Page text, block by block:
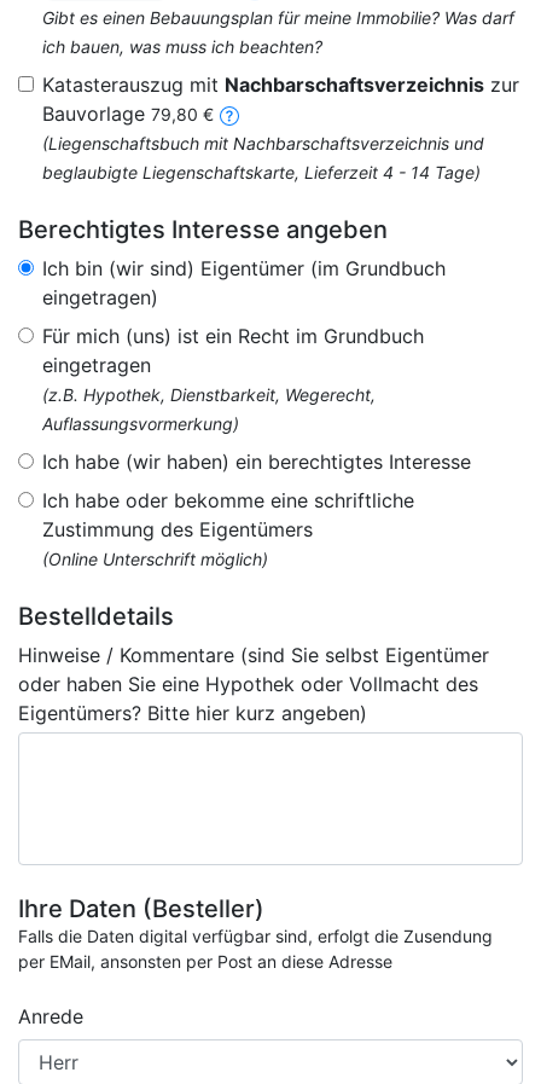
Gibt es einen Bebauungsplan für meine Immobilie? Was darf
ich bauen, was muss ich beachten?
Katasterauszug mit Nachbarschaftsverzeichnis zur
Bauvorlage 79,80 €
(Liegenschaftsbuch mit Nachbarschaftsverzeichnis und
beglaubigte Liegenschaftskarte, Lieferzeit 4 - 14 Tage)
Berechtigtes Interesse angeben
Ich bin (wir sind) Eigentümer (im Grundbuch
eingetragen)
Für mich (uns) ist ein Recht im Grundbuch
eingetragen
(z.B. Hypothek, Dienstbarkeit, Wegerecht,
Auflassungsvormerkung)
Ich habe (wir haben) ein berechtigtes Interesse
Ich habe oder bekomme eine schriftliche
Zustimmung des Eigentümers
(Online Unterschrift möglich)
Bestelldetails
Hinweise / Kommentare (sind Sie selbst Eigentümer
oder haben Sie eine Hypothek oder Vollmacht des
Eigentümers? Bitte hier kurz angeben)
Ihre Daten (Besteller)
Falls die Daten digital verfügbar sind, erfolgt die Zusendung
per EMail, ansonsten per Post an diese Adresse
Anrede